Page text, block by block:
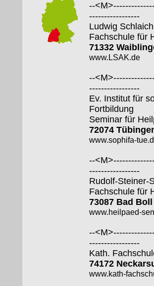
--
-----------------
Ludwig
Fachschule für
71332
www.LSAK.de
--
-----------------
Ev. Institut für
Fortbildung
Seminar für
72074
www.sophifa-
--
-----------------
Rudolf-Steiner-
Fachschule für
73087 Bad Boll
www.heilpaed-
--
-----------------
Kath.
74172
www.kath-